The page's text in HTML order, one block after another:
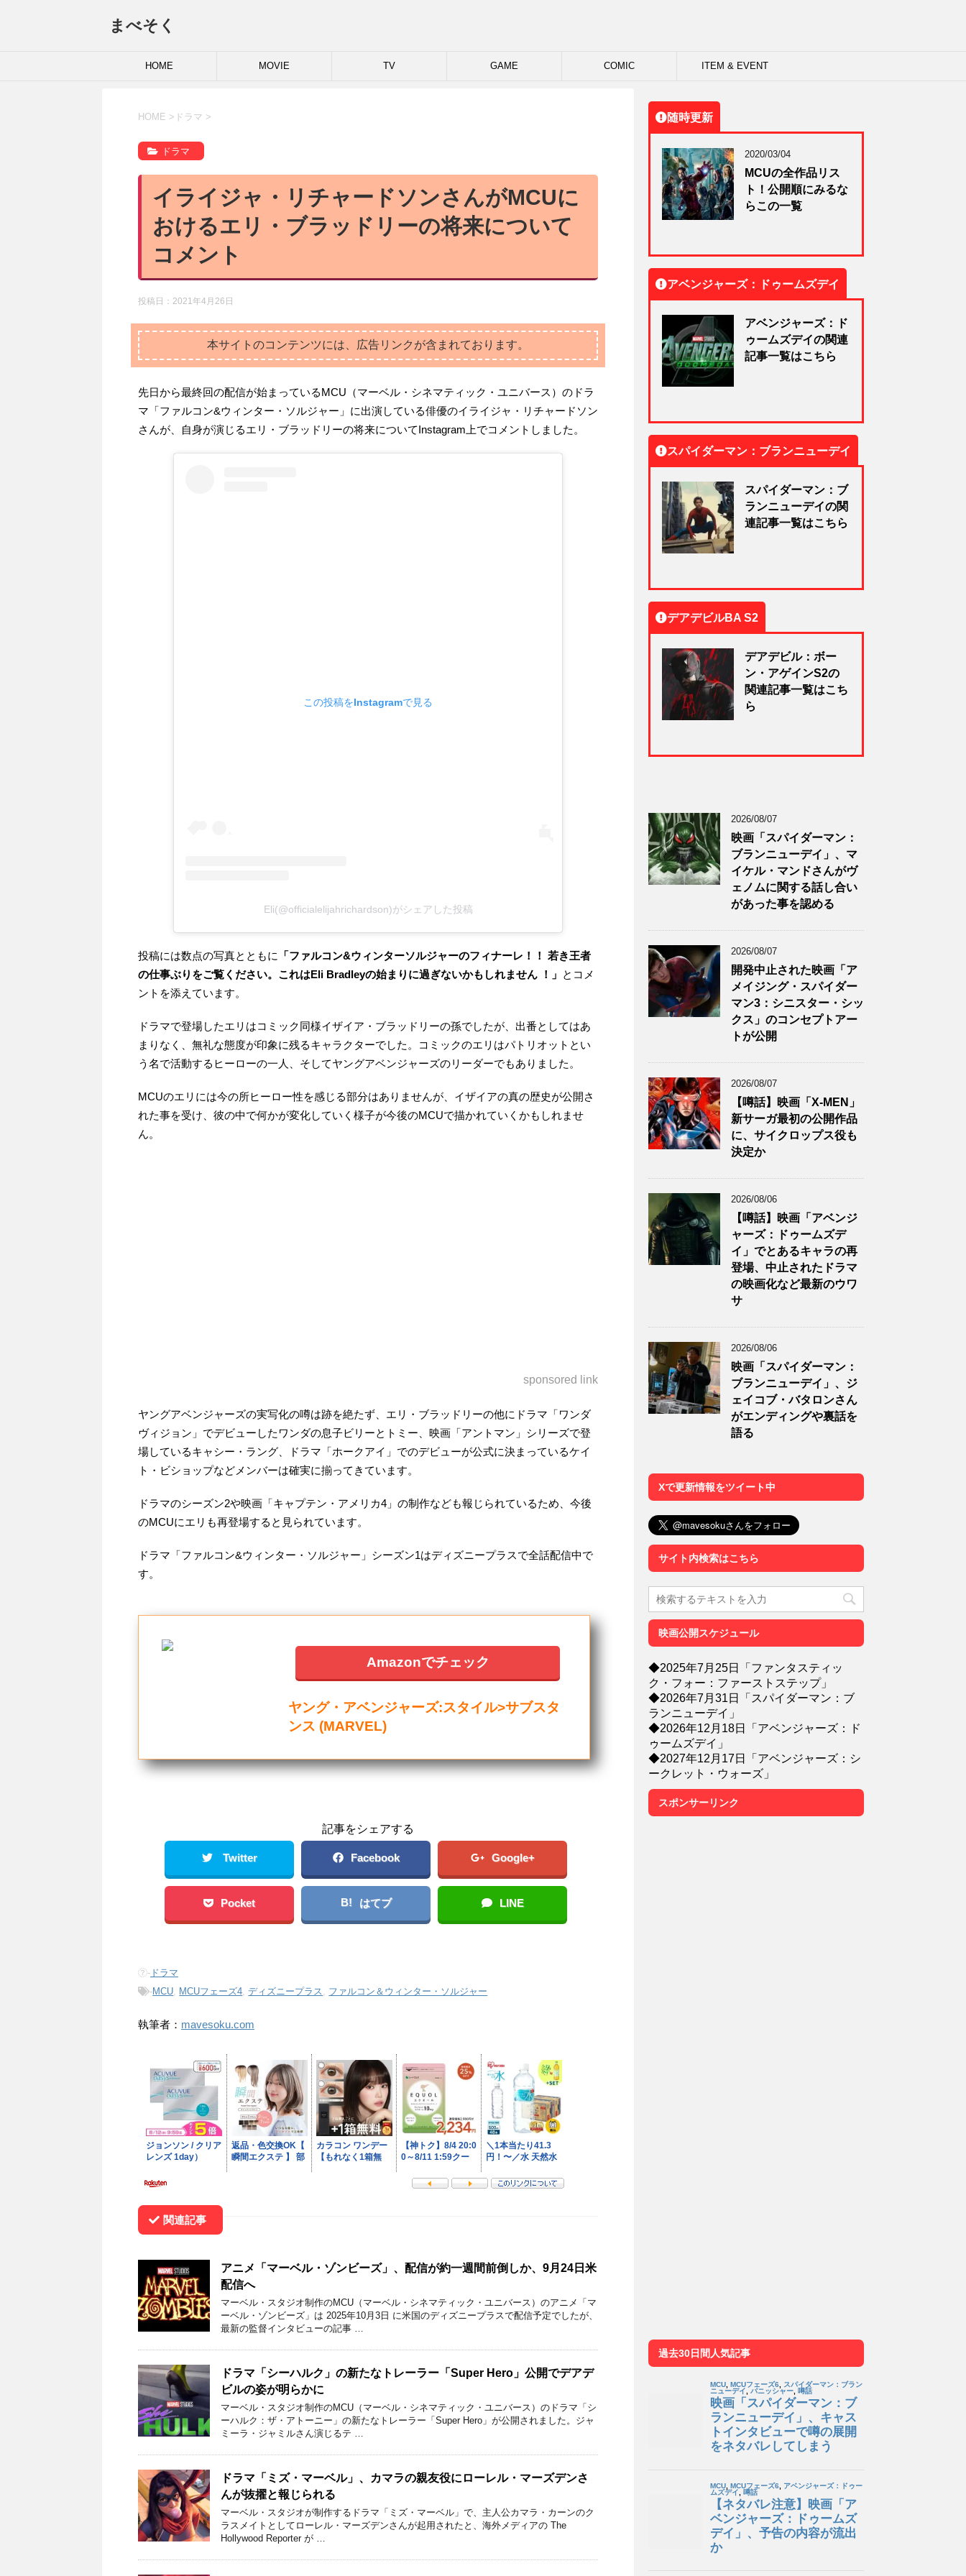
まべそく
HOME MOVIE TV GAME COMIC ITEM & EVENT
HOME > ドラマ >
ドラマ
イライジャ・リチャードソンさんがMCUに
おけるエリ・ブラッドリーの将来について
コメント
投稿日： 2021年4月26日
本サイトのコンテンツには、広告リンクが含まれております。
先日から最終回の配信が始まっているMCU（マーベル・シネマティック・ユニバース）のドラ
マ「ファルコン&ウィンター・ソルジャー」に出演している俳優のイライジャ・リチャードソン
さんが、自身が演じるエリ・ブラッドリーの将来についてInstagram上でコメントしました。
この投稿をInstagramで見る
Eli(@officialelijahrichardson)がシェアした投稿
投稿には数点の写真とともに
「ファルコン&ウィンターソルジャーのフィナーレ！！ 若き王者
の仕事ぶりをご覧ください。これはEli Bradleyの始まりに過ぎないかもしれません ！」
とコメ
ントを添えています。
ドラマで登場したエリはコミック同様イザイア・ブラッドリーの孫でしたが、出番としてはあ
まりなく、無礼な態度が印象に残るキャラクターでした。コミックのエリはパトリオットとい
う名で活動するヒーローの一人、そしてヤングアベンジャーズのリーダーでもありました。
MCUのエリには今の所ヒーロー性を感じる部分はありませんが、イザイアの真の歴史が公開さ
れた事を受け、彼の中で何かが変化していく様子が今後のMCUで描かれていくかもしれませ
ん。
sponsored link
ヤングアベンジャーズの実写化の噂は跡を絶たず、エリ・ブラッドリーの他にドラマ「ワンダ
ヴィジョン」でデビューしたワンダの息子ビリーとトミー、映画「アントマン」シリーズで登
場しているキャシー・ラング、ドラマ「ホークアイ」でのデビューが公式に決まっているケイ
ト・ビショップなどメンバーは確実に揃ってきています。
ドラマのシーズン2や映画「キャプテン・アメリカ4」の制作なども報じられているため、今後
のMCUにエリも再登場すると見られています。
ドラマ「ファルコン&ウィンター・ソルジャー」シーズン1はディズニープラスで全話配信中で
す。
Amazonでチェック
ヤング・アベンジャーズ:スタイル>サブスタ
ンス (MARVEL)
記事をシェアする
Twitter Facebook Google+
Pocket B! はてブ LINE
- ドラマ
-MCU MCUフェーズ4 ,ディズニープラス ファルコン＆ウィンター・ソルジャー
執筆者： mavesoku.com
関連記事
アニメ「マーベル・ゾンビーズ」、配信が約一週間前倒しか、9月24日米
配信へ
マーベル・スタジオ制作のMCU（マーベル・シネマティック・ユニバース）のアニメ「マ
ーベル・ゾンビーズ」は 2025年10月3日 に米国のディズニープラスで配信予定でしたが、
最新の監督インタビューの記事 …
ドラマ「シーハルク」の新たなトレーラー「Super Hero」公開でデアデ
ビルの姿が明らかに
マーベル・スタジオ制作のMCU（マーベル・シネマティック・ユニバース）のドラマ「シ
ーハルク：ザ・アトーニー」の新たなトレーラー「Super Hero」が公開されました。ジャ
ミーラ・ジャミルさん演じるテ …
ドラマ「ミズ・マーベル」、カマラの親友役にローレル・マーズデンさ
んが抜擢と報じられる
マーベル・スタジオが制作するドラマ「ミズ・マーベル」で、主人公カマラ・カーンのク
ラスメイトとしてローレル・マーズデンさんが起用されたと、海外メディアの The
Hollywood Reporter が …
随時更新
2020/03/04
MCUの全作品リス
ト！公開順にみるな
らこの一覧
アベンジャーズ：ドゥームズデイ
アベンジャーズ：ド
ゥームズデイの関連
記事一覧はこちら
スパイダーマン：ブランニューデイ
スパイダーマン：ブ
ランニューデイの関
連記事一覧はこちら
デアデビルBA S2
デアデビル：ボー
ン・アゲインS2の
関連記事一覧はこち
ら
2026/08/07
映画「スパイダーマン：
ブランニューデイ」、マ
イケル・マンドさんがヴ
ェノムに関する話し合い
があった事を認める
2026/08/07
開発中止された映画「ア
メイジング・スパイダー
マン3：シニスター・シッ
クス」のコンセプトアー
トが公開
2026/08/07
【噂話】映画「X-MEN」
新サーガ最初の公開作品
に、サイクロップス役も
決定か
2026/08/06
【噂話】映画「アベンジ
ャーズ：ドゥームズデ
イ」でとあるキャラの再
登場、中止されたドラマ
の映画化など最新のウワ
サ
2026/08/06
映画「スパイダーマン：
ブランニューデイ」、ジ
ェイコブ・バタロンさん
がエンディングや裏話を
語る
Xで更新情報をツイート中
サイト内検索はこちら
映画公開スケジュール
◆2025年7月25日「ファンタスティッ
ク・フォー：ファーストステップ」
◆2026年7月31日「スパイダーマン：ブ
ランニューデイ」
◆2026年12月18日「アベンジャーズ：ド
ゥームズデイ」
◆2027年12月17日「アベンジャーズ：シ
ークレット・ウォーズ」
スポンサーリンク
過去30日間人気記事